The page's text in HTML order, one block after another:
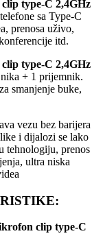
type-C 2,4GHz
sa Type-C
prenosa uživo,
itd.
type-C 2,4GHz
+ 1 prijemnik.
smanjenje buke,
vezu bez barijera
i dijalozi se lako
tehnologiju, prenos
ultra niska
clip type-C